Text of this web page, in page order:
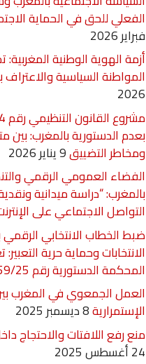
الفعلي للحق في الحماية
فبراير 2026
أزمة الهوية الوطنية المغربية:
المواطنة السياسية والاعتراف
2026
بعدم الدستورية بالمغرب: بين
ومخاطر التضييق9 يناير 2026
الفضاء العمومي الرقمي
بالمغرب: “دراسة ميدانية
التواصل الاجتماعي على
ضبط الخطاب الانتخابي الرقمي
الانتخابات وحماية حرية
المحكمة الدستورية رقم 259/25
العمل الجمعوي في المغرب
الإستمرارية8 ديسمبر 2025
منع رفع اللافتات والاحتجاج
24 أغسطس 2025